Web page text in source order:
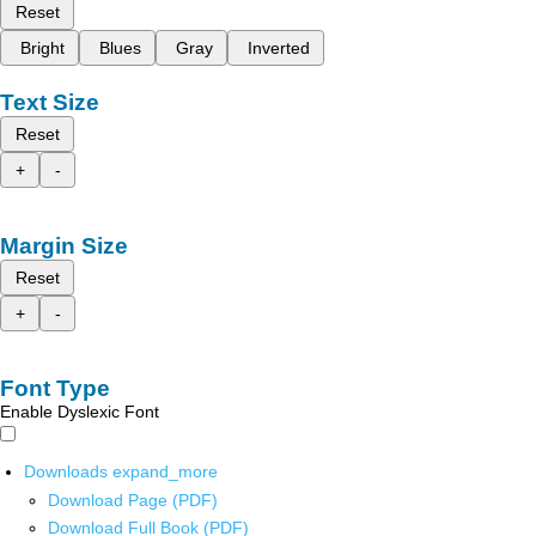
Reset
Bright
Blues Gray Inverted
Text Size
Reset
+
-
Margin Size
Reset
+
-
Font Type
Enable Dyslexic Font
Downloads expand_more
Download Page (PDF)
Download Full Book (PDF)